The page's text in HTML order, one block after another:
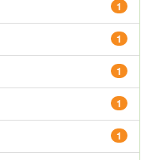
1
1
1
1
1